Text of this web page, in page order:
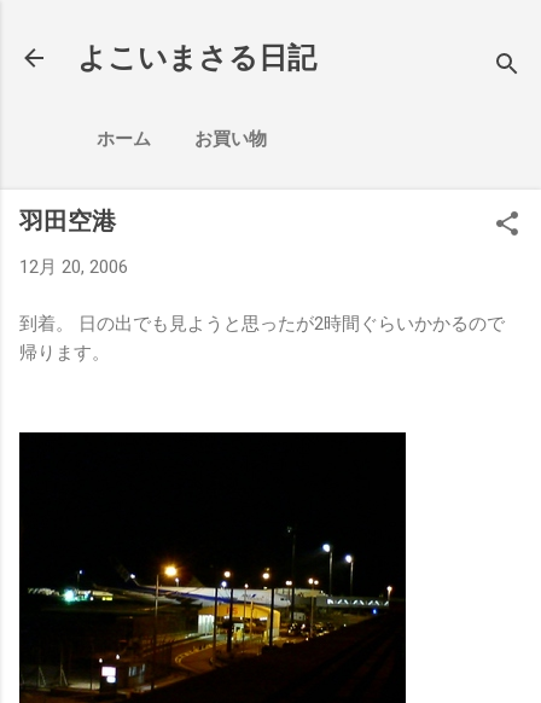
よこいまさる日記
ホーム お買い物
羽田空港
12月 20, 2006
到着。 日の出でも見ようと思ったが2時間ぐらいかかるので
帰ります。